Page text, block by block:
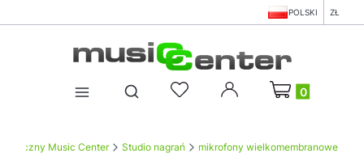
POLSKI ZŁ
Otwórz wyszukiwarkę
Produkty w
Music Center Studio nagrań mikrofony wielkomembranowe